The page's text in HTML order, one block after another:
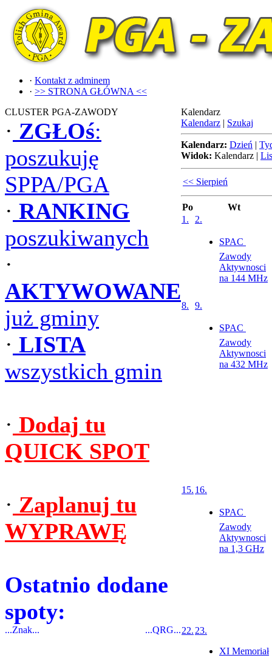
· Kontakt z adminem
· >> STRONA GŁÓWNA <<
CLUSTER PGA-ZAWODY
· ZGŁOś:
poszukuję
SPPA/PGA
· RANKING
poszukiwanych
·
AKTYWOWANE
już gminy
· LISTA
wszystkich gmin
· Dodaj tu
QUICK SPOT
· Zaplanuj tu
WYPRAWĘ
Ostatnio dodane
spoty:
...Znak... ...QRG...
Kalendarz
Kalendarz | Szukaj
Kalendarz: Dzień |
Widok: Kalendarz |
<< Sierpień
Po
Wt
1.
2.
SPAC 
Zawody
Aktywnosci
na 144 MHz
8. 9.
SPAC 
Zawody
Aktywnosci
na 432 MHz
15. 16.
SPAC 
Zawody
Aktywnosci
na 1,3 GHz
22. 23.
XI Memoriał